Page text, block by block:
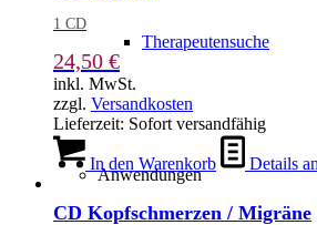
Therapeutensuche
Anwendungen
1 CD
24,50 €
inkl. MwSt.
zzgl. Versandkosten
Lieferzeit: Sofort versandfähig
In den Warenkorb Details
CD Kopfschmerzen / Migräne